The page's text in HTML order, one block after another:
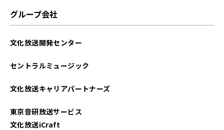
グループ会社
文化放送開発センター
セントラルミュージック
文化放送キャリアパートナーズ
東京音研放送サービス
文化放送iCraft